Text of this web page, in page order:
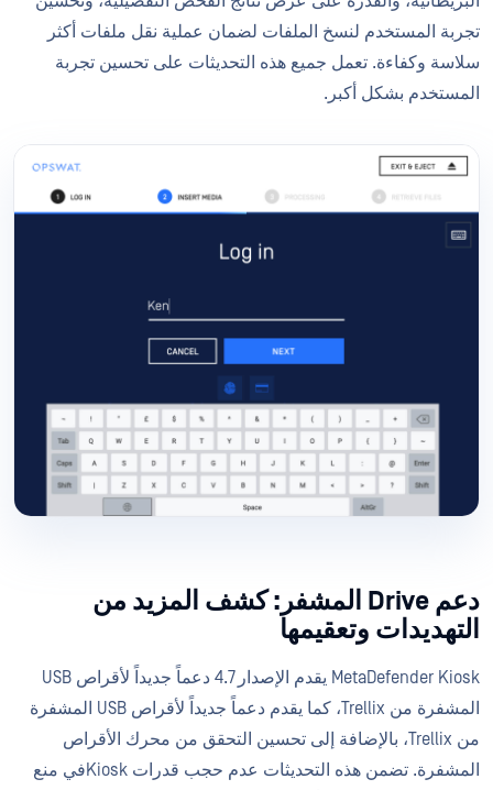
تجربة المستخدم لنسخ الملفات لضمان عملية نقل ملفات أكثر
سلاسة وكفاءة. تعمل جميع هذه التحديثات على تحسين تجربة
المستخدم بشكل أكبر.
دعم Drive المشفر: كشف المزيد من
التهديدات وتعقيمها
MetaDefender Kiosk يقدم الإصدار 4.7 دعماً جديداً لأقراص USB
المشفرة من Trellix، كما يقدم دعماً جديداً لأقراص USB المشفرة
من Trellix، بالإضافة إلى تحسين التحقق من محرك الأقراص
المشفرة. تضمن هذه التحديثات عدم حجب قدرات Kioskفي منع